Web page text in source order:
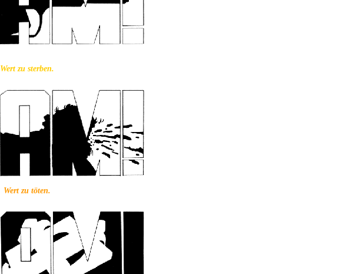
Wert zu sterben.
Wert zu töten.